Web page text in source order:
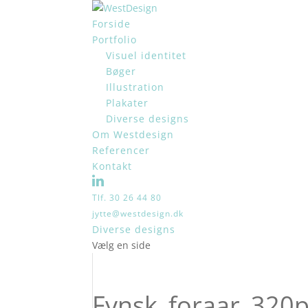
Forside
Portfolio
Visuel identitet
Bøger
Illustration
Plakater
Diverse designs
Om Westdesign
Referencer
Kontakt
Tlf. 30 26 44 80
jytte@westdesign.dk
Diverse designs
Vælg en side